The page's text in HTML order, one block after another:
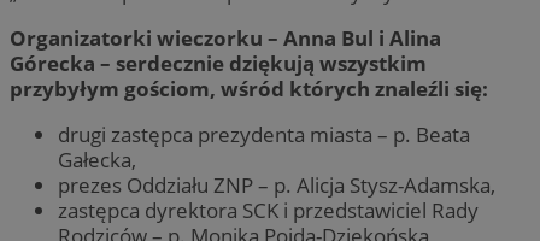
Organizatorki wieczorku – Anna Bul i Alina
Górecka – serdecznie dziękują wszystkim
przybyłym gościom, wśród których znaleźli się:
drugi zastępca prezydenta miasta – p. Beata
Gałecka,
prezes Oddziału ZNP – p. Alicja Stysz-Adamska,
zastępca dyrektora SCK i przedstawiciel Rady